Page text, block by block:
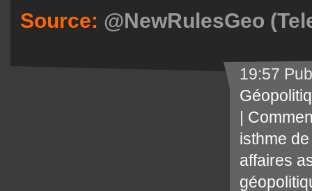
Source: @NewRulesGeo
19:57
isthme
affaires